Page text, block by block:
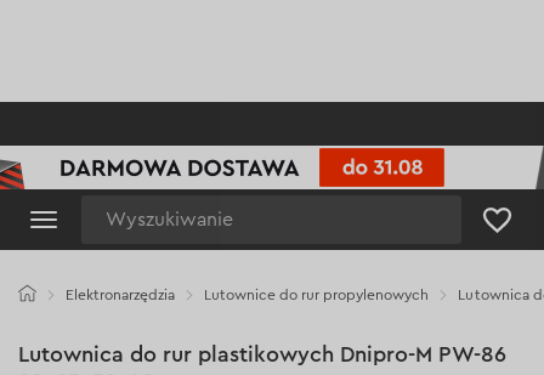
Elektronarzędzia Lutownice do rur propylenowych Lutownica
Lutownica do rur plastikowych Dnipro-M PW-86